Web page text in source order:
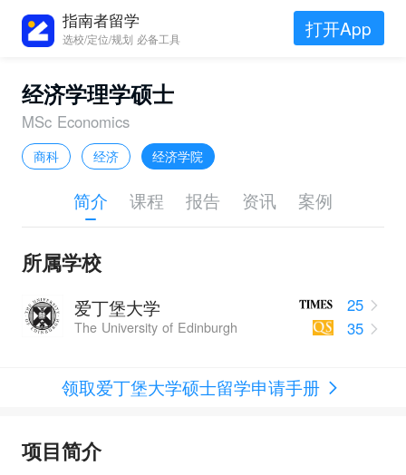
指南者留学
选校/定位/规划 必备工具 打开App
经济学理学硕士
MSc Economics
商科 经济 经济学院
简介 课程 报告 资讯 案例
所属学校
爱丁堡大学
The University of Edinburgh
25
35
领取爱丁堡大学硕士留学申请手册
项目简介